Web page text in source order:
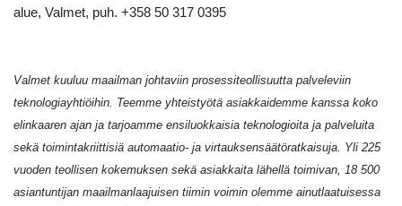
alue, Valmet, puh. +358 50 317 0395
Valmet kuuluu maailman johtaviin prosessiteollisuutta palveleviin
teknologiayhtiöihin. Teemme yhteistyötä asiakkaidemme kanssa koko
elinkaaren ajan ja tarjoamme ensiluokkaisia teknologioita ja palveluita
sekä toimintakriittisiä automaatio- ja virtauksensäätöratkaisuja. Yli 225
vuoden teollisen kokemuksen sekä asiakkaita lähellä toimivan, 18 500
asiantuntijan maailmanlaajuisen tiimin voimin olemme ainutlaatuisessa